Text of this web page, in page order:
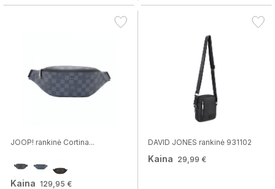
JOOP! rankinė Cortina...
Kaina 129,95 €
DAVID JONES rankinė 931102
Kaina 29,99 €